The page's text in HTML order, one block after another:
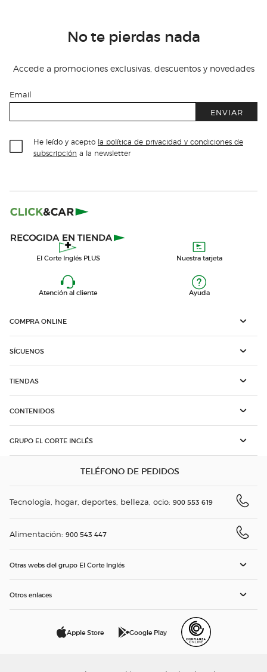
No te pierdas nada
Accede a promociones exclusivas, descuentos y novedades
Email
ENVIAR
He leído y acepto la política de privacidad y condiciones de
subscripción a la newsletter
El Corte Inglés PLUS Nuestra tarjeta
Atención al cliente Ayuda
COMPRA ONLINE
SÍGUENOS
TIENDAS
CONTENIDOS
GRUPO EL CORTE INGLÉS
TELÉFONO DE PEDIDOS
Tecnología, hogar, deportes, belleza, ocio: 900 553 619
Alimentación: 900 543 447
Otras webs del grupo El Corte Inglés
Otros enlaces
Apple Store Google Play